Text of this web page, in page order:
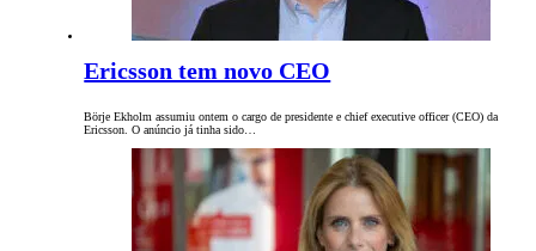
Ericsson tem novo CEO
Börje Ekholm assumiu ontem o cargo de presidente e chief executive officer (CEO) da
Ericsson. O anúncio já tinha sido…